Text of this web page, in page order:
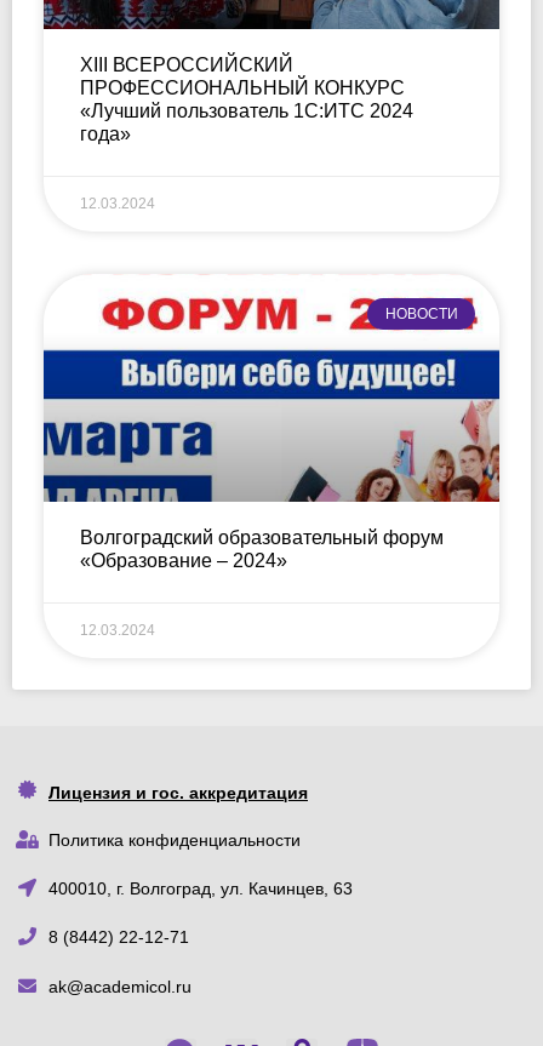
XIII ВСЕРОССИЙСКИЙ
ПРОФЕССИОНАЛЬНЫЙ КОНКУРС
«Лучший пользователь 1С:ИТС 2024
года»
12.03.2024
НОВОСТИ
Волгоградский образовательный форум
«Образование – 2024»
12.03.2024
Лицензия и гос. аккредитация
Политика конфиденциальности
400010, г. Волгоград, ул. Качинцев, 63
8 (8442) 22-12-71
ak@academicol.ru